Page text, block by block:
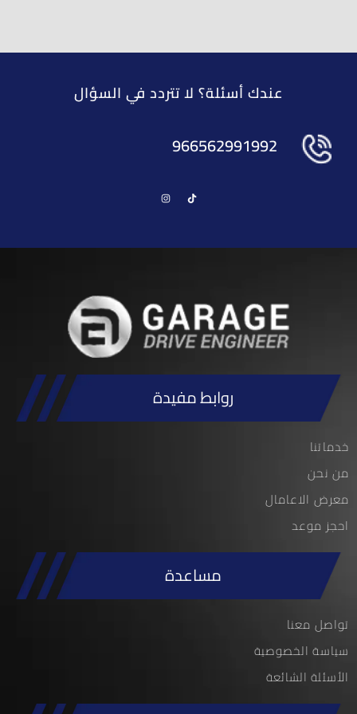
عندك أسئلة؟ لا تتردد في السؤال
966562991992
روابط مفيدة
خدماتنا
من نحن
معرض الاعامال
احجز موعد
مساعدة
تواصل معنا
سياسة الخصوصية
الأسئلة الشائعة